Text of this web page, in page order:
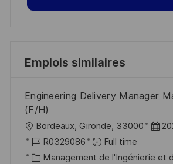
Emplois similaires
Engineering Delivery Manager
(F/H)
o
c
Bordeaux, Gironde, 33000
D
t
R
é
R0329086
Full time
C Management de l'Ingénierie et